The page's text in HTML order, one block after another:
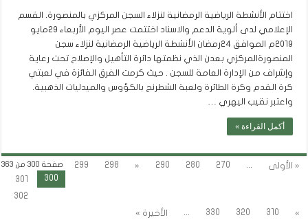
اختتام الأنشطة الرياضية الرمضانية لنزلاء السجن المركزي بالمنصورة. القسم
الإعلامي لدى ألوية الدعم والاسناد اختتمت عصر اليوم الأربعاء ٢٩مايو
٢٠١٩م الموافق ٢٤رمضان الأنشطة الرياضية الرمضانية لنزلاء سجن
المنصورةالمركزي بعدن الذي نظمتها دائرة التأهيل والإصلاح تحت رعاية
وإشراف من الإدارة العامة للسجن . حيث كرمت الفرق الفائزة في لعبتي
كرة القدم وكرة الطائرة ولعبة الشطرنج بالكؤوس والميدليات الذهبية.
واعتبر نقيب اليهري …
أكمل القراءة »
صفحة 300 من 363 « الأولى ...
270
280
290
«
298
299
300
301
302
»
310
320
330
... الأخيرة »